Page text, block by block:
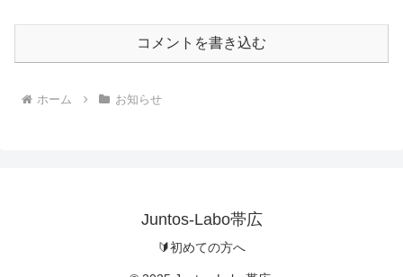
コメントを書き込む
ホーム お知らせ
Juntos-Labo帯広
🔰初めての方へ